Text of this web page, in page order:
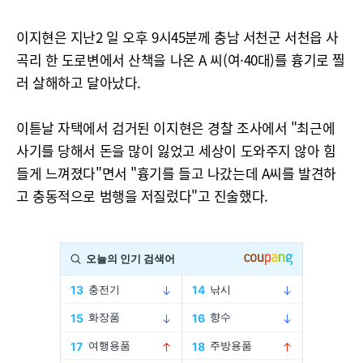
이지현은 지난2 일 오후 9시45분께 충남 서천군 서천읍 사
곡리 한 도로변에서 산책을 나온 A 씨(여·40대)를 흉기로 찔
러 살해하고 달아났다.
이튿날 자택에서 검거된 이지현은 경찰 조사에서 "최근에
사기를 당해서 돈을 많이 잃었고 세상이 도와주지 않아 힘
들게 느껴졌다"면서 "흉기를 들고 나갔는데 A씨를 발견하
고 충동적으로 범행을 저질렀다"고 진술했다.